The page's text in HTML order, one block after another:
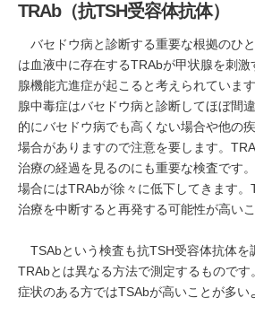
TRAb（抗TSH受容体抗体）
バセドウ病と診断する重要な根拠のひ
は血液中に存在するTRAbが甲状腺を刺
腺機能亢進症が起こると考えられていま
腺中毒症はバセドウ病と診断してほぼ間
的にバセドウ病でも高くない場合や他の
場合がありますので注意を要します。
治療の経過を見るのにも重要な検査です
場合にはTRAbが徐々に低下してきます
治療を中断すると再発する可能性が高い
TSAbという検査も抗TSH受容体抗体を
TRAbとは異なる方法で測定するものです
症状のある方ではTSAbが高いことが多い